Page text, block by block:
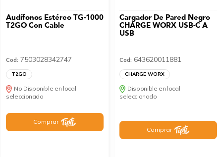
Audífonos Estéreo TG-1000
T2GO Con Cable
Cod: 7503028342747
T2GO
No Disponible en local
seleccionado
Comprar
Cargador De Pared Negro
CHARGE WORX USB-C A
USB
Cod: 643620011881
CHARGE WORX
Disponible en local
seleccionado
Comprar